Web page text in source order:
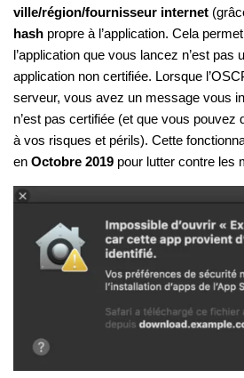
ville/région/fournisseur internet
hash propre à l’application. Cela
l’application que vous lancez n’est pas
application non certifiée. Lorsque
serveur, vous avez un message vous
n’est pas certifiée (et que vous pouvez
à vos risques et périls). Cette
en Octobre 2019 pour lutter contre les